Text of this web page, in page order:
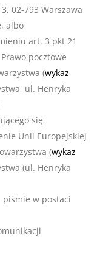
02-793 Warszawa
albo
art. 3 pkt 21
pocztowe
(wykaz
ul. Henryka
się
Unii Europejskiej
(wykaz
(ul. Henryka
piśmie w postaci